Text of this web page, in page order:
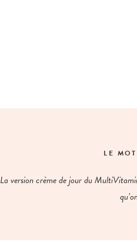
LE
La version crème de jour du